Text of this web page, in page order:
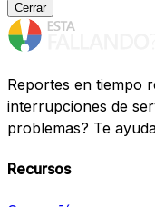
Cerrar
Reportes en tiempo
interrupciones de
problemas? Te
Recursos